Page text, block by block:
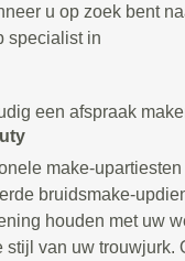
u op zoek bent
specialist in
een afspraak
make-
bruidsmake-
houden met uw
stijl van uw trouwjurk.